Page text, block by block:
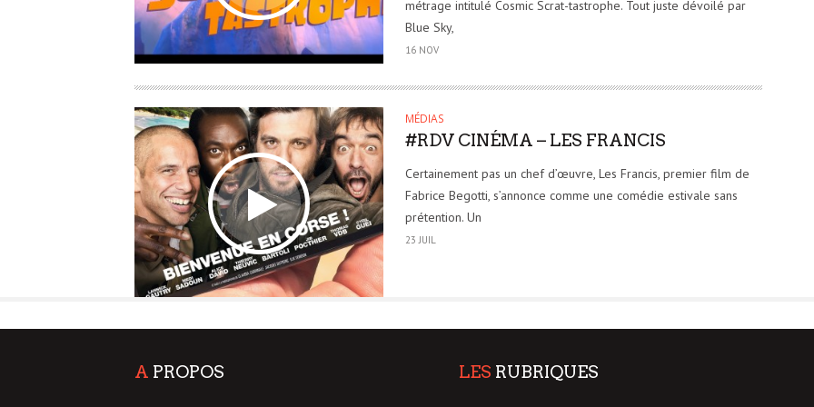
métrage intitulé Cosmic Scrat-tastrophe. Tout juste dévoilé par
Blue Sky,
16 NOV
MÉDIAS
#RDV CINÉMA – LES FRANCIS
Certainement pas un chef d’œuvre, Les Francis, premier film de
Fabrice Begotti, s’annonce comme une comédie estivale sans
prétention. Un
23 JUIL
A PROPOS LES RUBRIQUES